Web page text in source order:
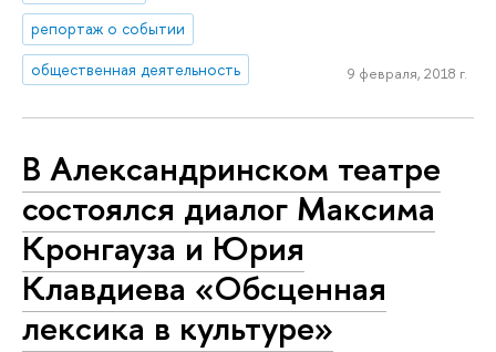
репортаж о событии
общественная деятельность
9 февраля, 2018 г.
В Александринском театре
состоялся диалог Максима
Кронгауза и Юрия
Клавдиева «Обсценная
лексика в культуре»